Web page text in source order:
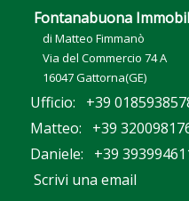
Fontanabuona
di Matteo Fimmanò
Via del Commercio 74 A
16047 Gattorna(GE)
Ufficio: +39
Matteo: +39
Daniele: +39
Scrivi una email